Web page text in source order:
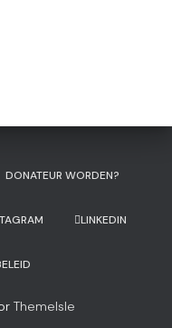
DONATEUR WORDEN?
LINKEDIN
ThemeIsle